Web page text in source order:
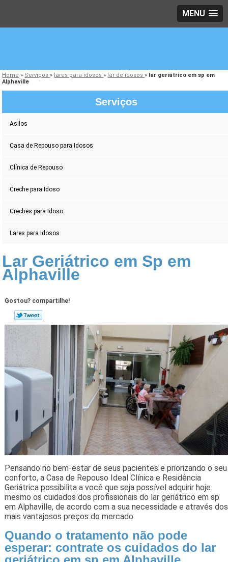
MENU
Home » Serviços» lares para idosos» lar de idosos» lar geriátrico em sp em
Alphaville
Serviços
Asilos
Casa de Repouso para Idosos
Clínica de Repouso
Creche para Idoso
Creches para Idoso
Lares para Idosos
Lar Geriátrico em Sp em
Alphaville
Gostou? compartilhe!
Pensando no bem-estar de seus pacientes e priorizando o seu
conforto, a Casa de Repouso Ideal Clínica e Residência
Geriátrica possibilita a você que seja possível adquirir hoje
mesmo os cuidados dos profissionais do lar geriátrico em sp
em Alphaville, de acordo com a sua necessidade e através dos
mais vantajosos preços do mercado.
Quando o tratamento não pode
esperar: contrate os cuidados do lar